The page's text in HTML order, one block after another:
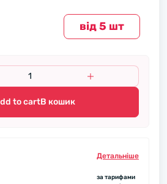
вiд 5 шт
В кошик
Детальнiше
за тарифами